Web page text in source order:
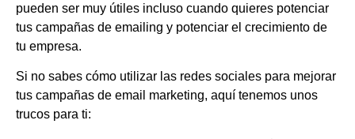
pueden ser muy útiles incluso cuando quieres potenciar
tus campañas de emailing y potenciar el crecimiento de
tu empresa.
Si no sabes cómo utilizar las redes sociales para mejorar
tus campañas de email marketing, aquí tenemos unos
trucos para ti: